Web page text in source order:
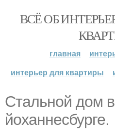
ВСЁ ОБ
главная
интерьер для квартиры
Стальной дом в
йоханнесбурге.